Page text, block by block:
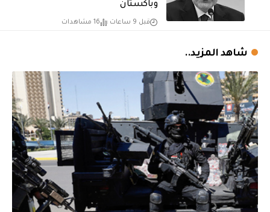
وباكستان
قبل 9 ساعات 16 مشاهدات
شاهد المزيد..